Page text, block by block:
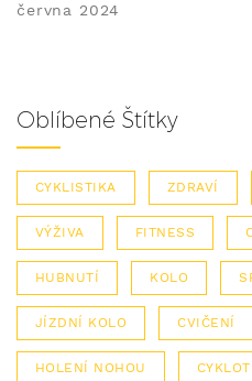
června 2024
Oblíbené Štítky
CYKLISTIKA ZDRAVÍ
VÝŽIVA FITNESS
HUBNUTÍ KOLO
JÍZDNÍ KOLO CVIČENÍ
HOLENÍ NOHOU